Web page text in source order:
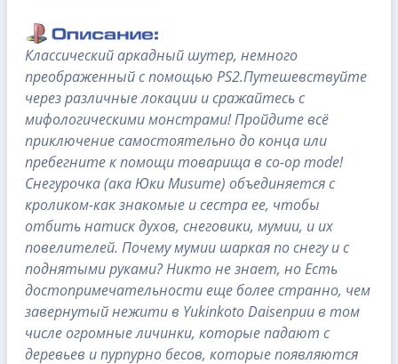
Классический аркадный шутер, немного
преображенный с помощью PS2.Путешевствуйте
через различные локации и сражайтесь с
мифологическими монстрами! Пройдите всё
приключение самостоятельно до конца или
пребегните к помощи товарища в co-op mode!
Снегурочка (ака Юки Musume) объединяется с
кроликом-как знакомые и сестра ее, чтобы
отбить натиск духов, снеговики, мумии, и их
повелителей. Почему мумии шаркая по снегу и с
поднятыми руками? Никто не знает, но Есть
достопримечательности еще более странно, чем
завернутый нежити в Yukinkoto Daisenpuu в том
числе огромные личинки, которые падают с
деревьев и пурпурно бесов, которые появляются